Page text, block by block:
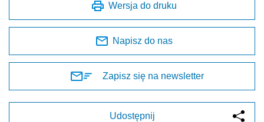
Wersja do druku
Napisz do nas
Zapisz się na newsletter
Udostępnij